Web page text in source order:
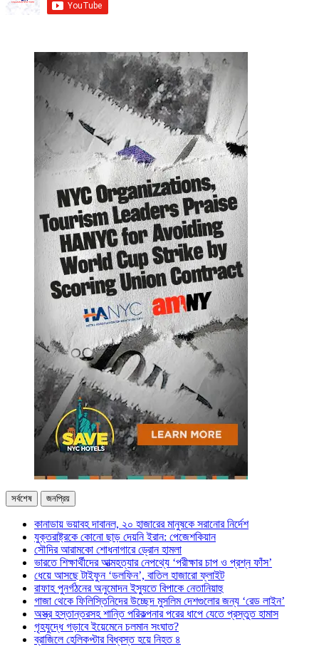
সর্বশেষ জনপ্রিয়
কানাডায় ভয়াবহ দাবানল, ২০ হাজারের মানুষকে সরানোর নির্দেশ
যুক্তরাষ্ট্রকে কোনো ছাড় দেয়নি ইরান: পেজেশকিয়ান
সৌদির আরামকো শোধনাগারে ড্রোন হামলা
ভারতে শিক্ষার্থীদের আত্মহত্যার নেপথ্যে ‘পরীক্ষার চাপ ও প্রশ্ন ফাঁস’
ধেয়ে আসছে টাইফুন ‘ডলফিন’, বাতিল হাজারো ফ্লাইট
রাফাহ পুনর্গঠনের অনুমোদন ইস্যুতে বিপাকে নেতানিয়াহু
গাজা থেকে ফিলিস্তিনিদের উচ্ছেদ মুসলিম দেশগুলোর জন্য ‘রেড লাইন’
অস্ত্র হস্তান্তরসহ শান্তি পরিকল্পনার পরের ধাপে যেতে প্রস্তুত হামাস
গৃহযুদ্ধে গড়াবে ইয়েমেনে চলমান সংঘাত?
ব্রাজিলে হেলিকপ্টার বিধ্বস্ত হয়ে নিহত ৪